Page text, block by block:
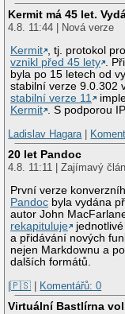
Kermit má 45 let.
4.8. 11:44 | Nová verze
Kermit , tj. protokol
vznikl před 45 lety .
byla po 15 letech od
stabilní verze 9.0.302
stabilní verze 11
Kermit . S podporou
Ladislav Hagara |
20 let Pandoc
4.8. 11:11 | Zajímavý
První verze
Pandoc byla vydána
autor John
rekapituluje
a přidávání nových
nejen Markdownu a
dalších formátů.
|🇵🇸 | Komentářů: 0
Virtuální Bastlírna